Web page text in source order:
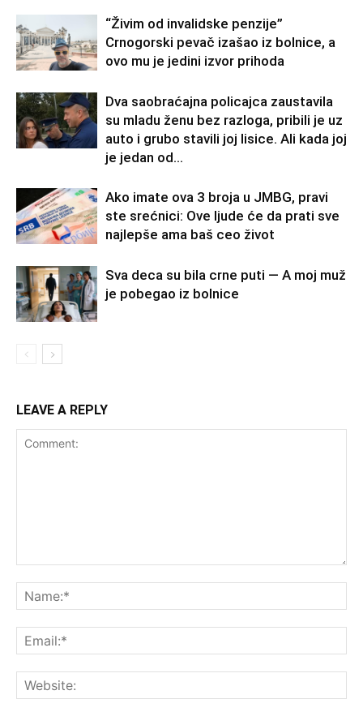
“Živim od invalidske penzije”
Crnogorski pevač izašao iz bolnice, a
ovo mu je jedini izvor prihoda
Dva saobraćajna policajca zaustavila
su mladu ženu bez razloga, pribili je uz
auto i grubo stavili joj lisice. Ali kada joj
je jedan od...
Ako imate ova 3 broja u JMBG, pravi
ste srećnici: Ove ljude će da prati sve
najlepše ama baš ceo život
Sva deca su bila crne puti — A moj muž
je pobegao iz bolnice
LEAVE A REPLY